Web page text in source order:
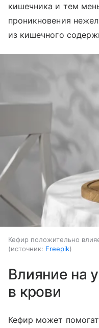
кишечника и тем
проникновения
из кишечного
Кефир положительно
источник: Freepik
Влияние на
в крови
Кефир может